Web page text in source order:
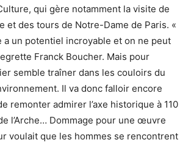
qui gère notamment la visite de
et des tours de Notre-Dame de Paris. «
a un potentiel incroyable et on ne peut
Franck Boucher. Mais pour
semble traîner dans les couloirs du
Il va donc falloir encore
remonter admirer l’axe historique à 110
l’Arche… Dommage pour une œuvre
voulait que les hommes se rencontrent